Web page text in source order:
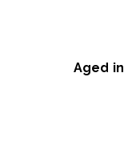
Aged